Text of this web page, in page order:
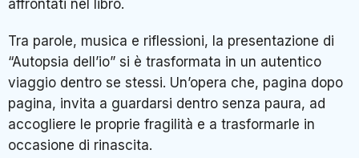
affrontati nel libro.
Tra parole, musica e riflessioni, la presentazione di
“Autopsia dell’io” si è trasformata in un autentico
viaggio dentro se stessi. Un’opera che, pagina dopo
pagina, invita a guardarsi dentro senza paura, ad
accogliere le proprie fragilità e a trasformarle in
occasione di rinascita.